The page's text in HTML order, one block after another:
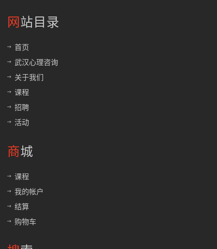
网站目录
首页
武汉心理咨询
关于我们
课程
招聘
活动
商城
课程
我的帐户
结算
购物车